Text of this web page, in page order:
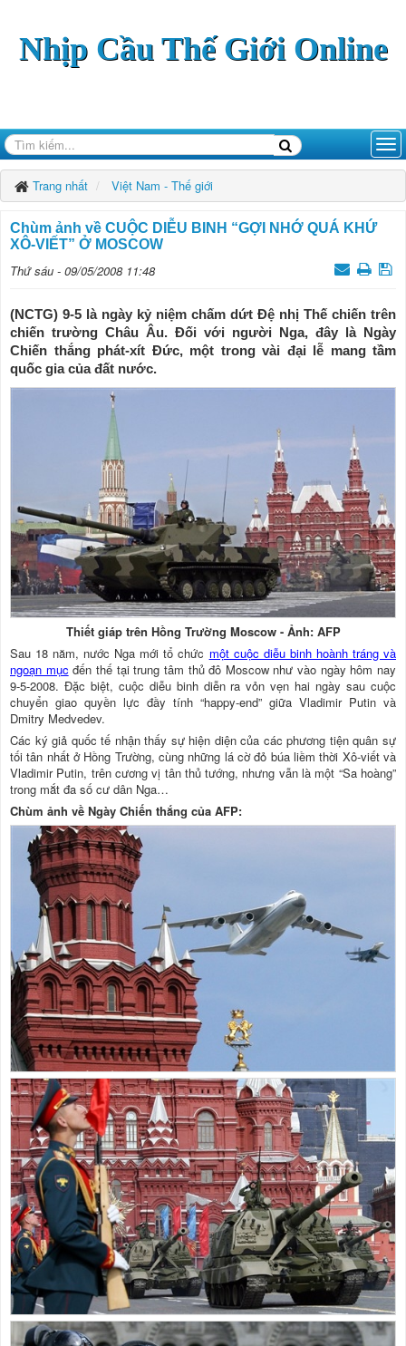
Nhịp Cầu Thế Giới Online
Trang nhất Việt Nam - Thế giới
Chùm ảnh về CUỘC DIỄU BINH “GỢI NHỚ QUÁ KHỨ
XÔ-VIẾT” Ở MOSCOW
Thứ sáu - 09/05/2008 11:48
(NCTG) 9-5 là ngày kỷ niệm chấm dứt Đệ nhị Thế chiến trên
chiến trường Châu Âu. Đối với người Nga, đây là Ngày
Chiến thắng phát-xít Đức, một trong vài đại lễ mang tầm
quốc gia của đất nước.
Thiết giáp trên Hồng Trường Moscow - Ảnh: AFP
Sau 18 năm, nước Nga mới tổ chức một cuộc diễu binh hoành tráng và
ngoạn mục đến thế tại trung tâm thủ đô Moscow như vào ngày hôm nay
9-5-2008. Đặc biệt, cuộc diễu binh diễn ra vỏn vẹn hai ngày sau cuộc
chuyển giao quyền lực đầy tính “happy-end” giữa Vladimir Putin và
Dmitry Medvedev.
Các ký giả quốc tế nhận thấy sự hiện diện của các phương tiện quân sự
tối tân nhất ở Hồng Trường, cùng những lá cờ đỏ búa liềm thời Xô-viết và
Vladimir Putin, trên cương vị tân thủ tướng, nhưng vẫn là một “Sa hoàng”
trong mắt đa số cư dân Nga…
Chùm ảnh về Ngày Chiến thắng của AFP: